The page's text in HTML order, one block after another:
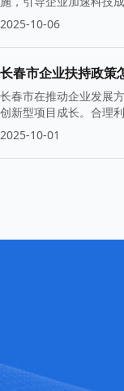
2025-10-06
长春市企业扶持政策
长春市在推动企业发展
创新型项目成长。合理
2025-10-01